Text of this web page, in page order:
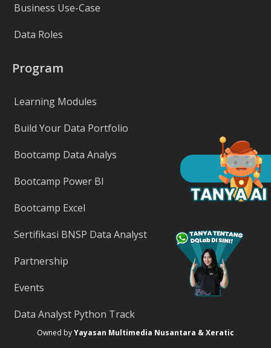
Business Use-Case
Data Roles
Program
Learning Modules
Build Your Data Portfolio
Bootcamp Data Analys
Bootcamp Power BI
Bootcamp Excel
Sertifikasi BNSP Data Analyst
Partnership
Events
Data Analyst Python Track
Owned byYayasan Multimedia Nusantara & Xeratic